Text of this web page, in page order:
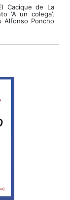
Cacique de La
‘A un colega’,
Alfonso Poncho